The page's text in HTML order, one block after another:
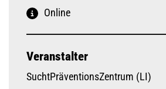
Online
Veranstalter
SuchtPräventionsZentrum (LI)